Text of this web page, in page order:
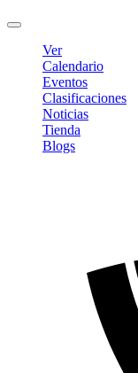
Ver
Calendario
Eventos
Clasificaciones
Noticias
Tienda
Blogs